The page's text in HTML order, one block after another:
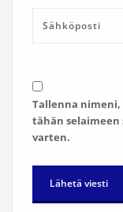
Tallenna
tähän
varten.